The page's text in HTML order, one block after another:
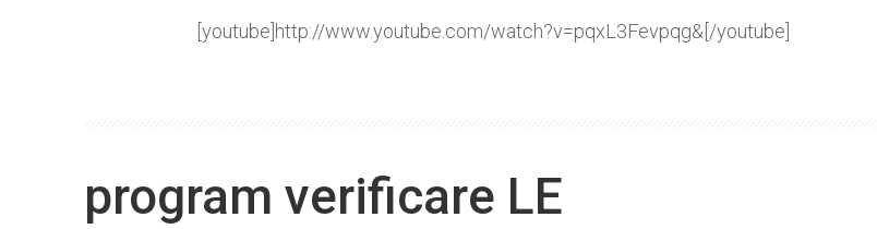
[youtube]http://www.youtube.com/watch?v=pqxL3Fevpqg&[/youtube]
program verificare LE